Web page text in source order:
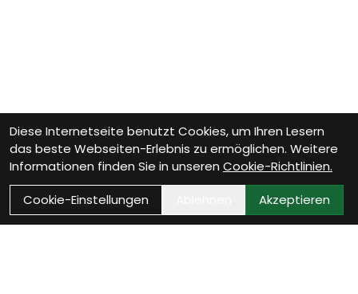
Diese Internetseite benutzt Cookies, um Ihren Lesern
das beste Webseiten-Erlebnis zu ermöglichen. Weitere
Informationen finden Sie in unseren Cookie-Richtlinien.
Cookie-Einstellungen
Akzeptieren